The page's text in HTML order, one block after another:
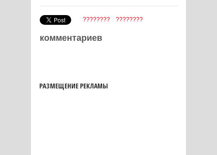
???????? ????????
комментариев
РАЗМЕЩЕНИЕ РЕКЛАМЫ